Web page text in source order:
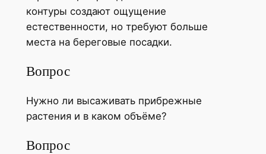
контуры создают ощущение
естественности, но требуют больше
места на береговые посадки.
Вопрос
Нужно ли высаживать прибрежные
растения и в каком объёме?
Вопрос